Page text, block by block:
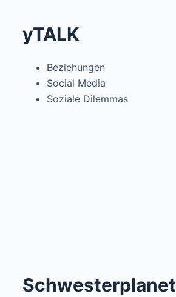
yTALK
Beziehungen
Social Media
Soziale Dilemmas
Schwesterplanet